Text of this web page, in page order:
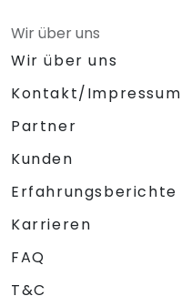
Wir über uns
Wir über uns
Kontakt/Impressum
Partner
Kunden
Erfahrungsberichte
Karrieren
FAQ
T&C